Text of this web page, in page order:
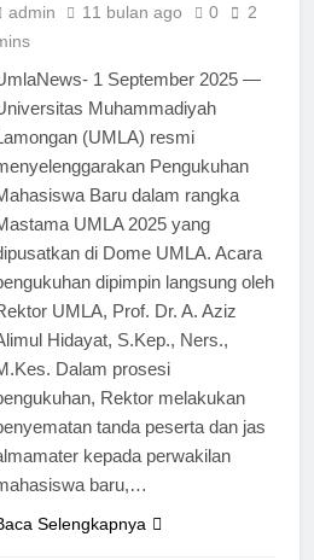
admin 11 bulan ago 0
2
1 September 2025 —
Muhammadiyah
(UMLA) resmi
Pengukuhan
Baru dalam rangka
UMLA 2025 yang
di Dome UMLA. Acara
dipimpin langsung oleh
UMLA, Prof. Dr. A. Aziz
Hidayat, S.Kep., Ners.,
Dalam prosesi
Rektor melakukan
tanda peserta dan jas
kepada perwakilan
baru,…
Selengkapnya